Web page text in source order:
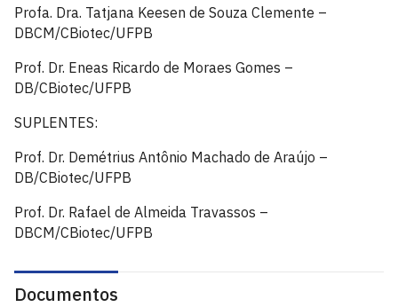
Profa. Dra. Tatjana Keesen de Souza Clemente –
DBCM/CBiotec/UFPB
Prof. Dr. Eneas Ricardo de Moraes Gomes –
DB/CBiotec/UFPB
SUPLENTES:
Prof. Dr. Demétrius Antônio Machado de Araújo –
DB/CBiotec/UFPB
Prof. Dr. Rafael de Almeida Travassos –
DBCM/CBiotec/UFPB
Documentos